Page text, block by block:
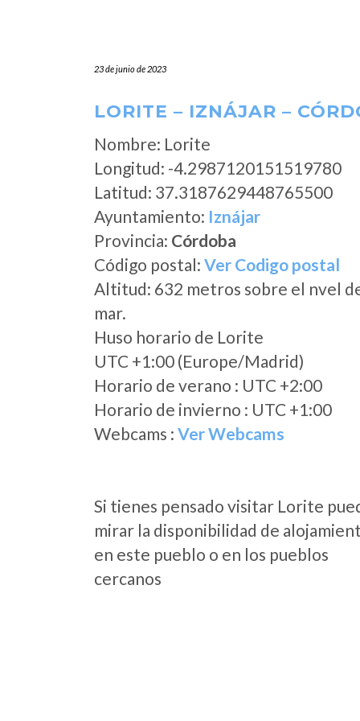
23 de junio de 2023
LORITE – IZNÁJAR –
Nombre: Lorite
Longitud: -4.2987120151519780
Latitud: 37.3187629448765500
Ayuntamiento: Iznájar
Provincia: Córdoba
Código postal: Ver Codigo postal
Altitud: 632 metros sobre el nvel
mar.
Huso horario de Lorite
UTC +1:00 (Europe/Madrid)
Horario de verano : UTC +2:00
Horario de invierno : UTC +1:00
Webcams : Ver Webcams
Si tienes pensado visitar Lorite
mirar la disponibilidad de
en este pueblo o en los pueblos
cercanos